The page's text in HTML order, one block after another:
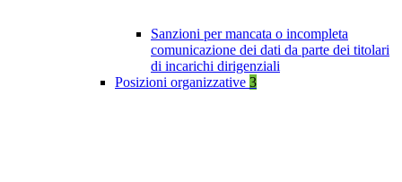
Sanzioni per mancata o incompleta
comunicazione dei dati da parte dei titolari
di incarichi dirigenziali
Posizioni organizzative 3